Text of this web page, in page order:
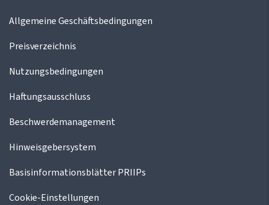
Allgemeine Geschäftsbedingungen
Preisverzeichnis
Nutzungsbedingungen
Haftungsausschluss
Beschwerdemanagement
Hinweisgebersystem
Basisinformationsblätter PRIIPs
Cookie-Einstellungen